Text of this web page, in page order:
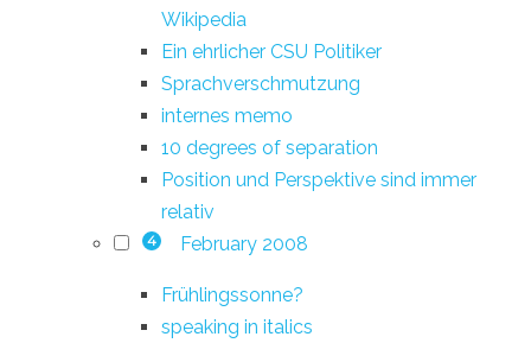
Wikipedia
Ein ehrlicher CSU Politiker
Sprachverschmutzung
internes memo
10 degrees of separation
Position und Perspektive sind immer
relativ
4 February 2008
Frühlingssonne?
speaking in italics